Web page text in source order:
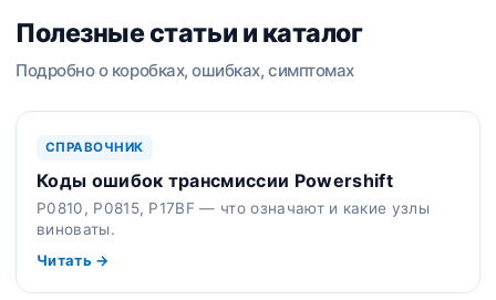
Полезные статьи и каталог
Подробно о коробках, ошибках, симптомах
СПРАВОЧНИК
Коды ошибок трансмиссии Powershift
P0810, P0815, P17BF — что означают и какие узлы
виноваты.
Читать →